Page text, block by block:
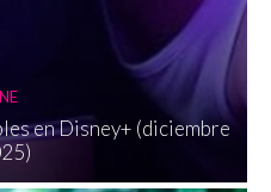
en Disney+ (diciembre